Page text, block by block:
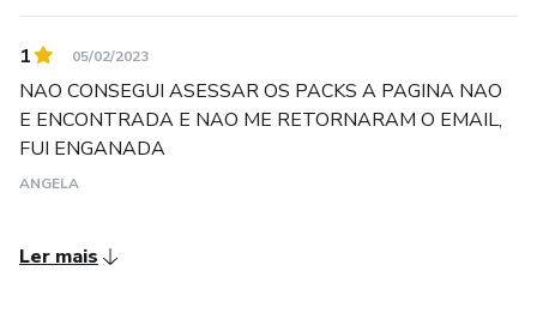
1 05/02/2023
NAO CONSEGUI ASESSAR OS PACKS A PAGINA NAO
E ENCONTRADA E NAO ME RETORNARAM O EMAIL,
FUI ENGANADA
ANGELA
Ler mais